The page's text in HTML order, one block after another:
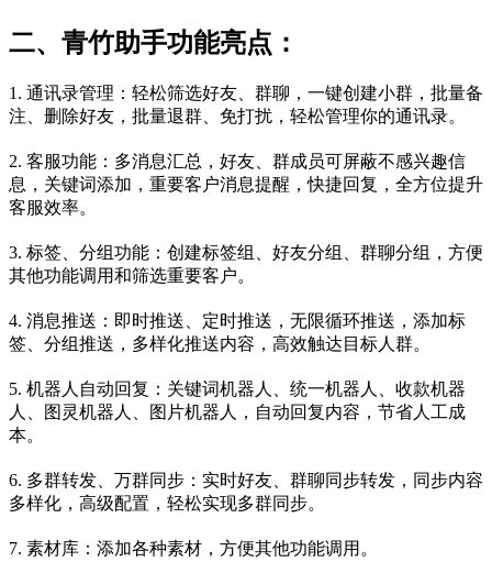
二、青竹助手功能亮点：
1. 通讯录管理：轻松筛选好友、群聊，一键创建小群，批量备
注、删除好友，批量退群、免打扰，轻松管理你的通讯录。
2. 客服功能：多消息汇总，好友、群成员可屏蔽不感兴趣信
息，关键词添加，重要客户消息提醒，快捷回复，全方位提升
客服效率。
3. 标签、分组功能：创建标签组、好友分组、群聊分组，方便
其他功能调用和筛选重要客户。
4. 消息推送：即时推送、定时推送，无限循环推送，添加标
签、分组推送，多样化推送内容，高效触达目标人群。
5. 机器人自动回复：关键词机器人、统一机器人、收款机器
人、图灵机器人、图片机器人，自动回复内容，节省人工成
本。
6. 多群转发、万群同步：实时好友、群聊同步转发，同步内容
多样化，高级配置，轻松实现多群同步。
7. 素材库：添加各种素材，方便其他功能调用。